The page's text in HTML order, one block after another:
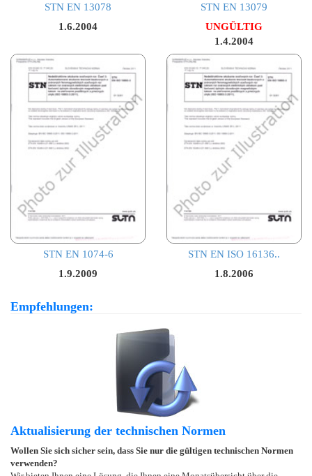
STN EN 13078
1.6.2004
STN EN 13079
UNGÜLTIG
1.4.2004
STN EN 1074-6
1.9.2009
STN EN ISO 16136..
1.8.2006
Empfehlungen:
Aktualisierung der technischen Normen
Wollen Sie sich sicher sein, dass Sie nur die gültigen technischen Normen
verwenden?